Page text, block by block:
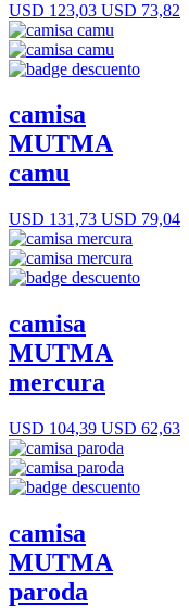
USD 123,03 USD 73,82
camisa
MUTMA
camu
USD 131,73 USD 79,04
camisa
MUTMA
mercura
USD 104,39 USD 62,63
camisa
MUTMA
paroda